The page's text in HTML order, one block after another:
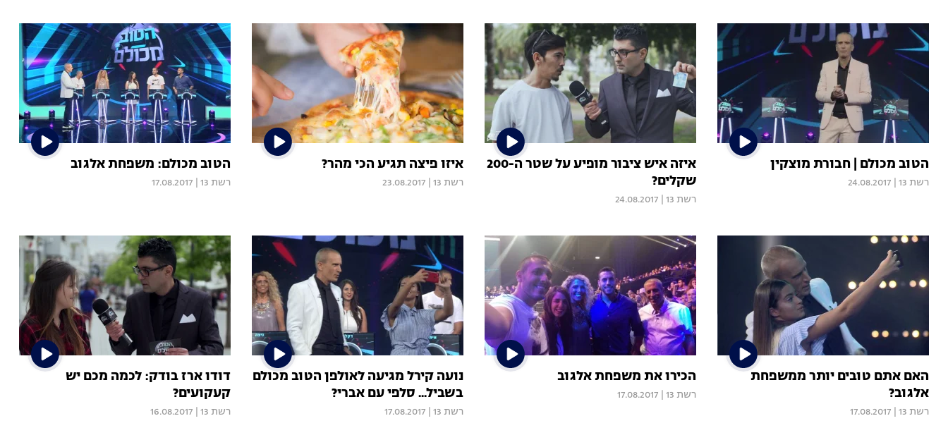
הטוב מכולם | חבורת מוצקין
רשת 13 24.08.2017
איזה איש ציבור מופיע על שטר ה-200
שקלים?
רשת 13 24.08.2017
איזו פיצה תגיע הכי מהר?
רשת 13 23.08.2017
הטוב מכולם: משפחת אלגוב
רשת 13 17.08.2017
האם אתם טובים יותר ממשפחת
אלגוב?
רשת 13 17.08.2017
הכירו את משפחת אלגוב
רשת 13 17.08.2017
נועה קירל מגיעה לאולפן הטוב מכולם
בשביל... סלפי עם אברי?
רשת 13 17.08.2017
דודו ארז בודק: לכמה מכם יש
קעקועים?
רשת 13 16.08.2017